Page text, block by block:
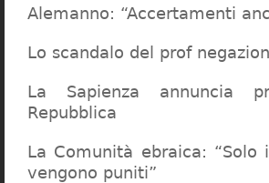
Alemanno: “Accertamenti
Lo scandalo del prof
La Sapienza annuncia
Repubblica
La Comunità ebraica:
vengono puniti”